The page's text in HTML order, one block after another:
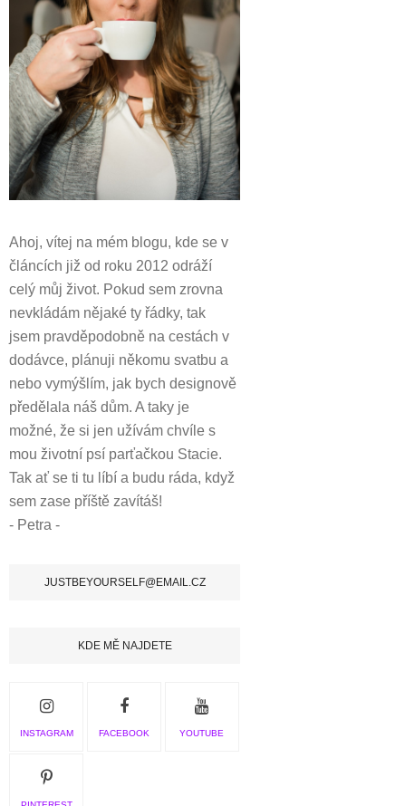
Ahoj, vítej na mém blogu, kde se v
článcích již od roku 2012 odráží
celý můj život. Pokud sem zrovna
nevkládám nějaké ty řádky, tak
jsem pravděpodobně na cestách v
dodávce, plánuji někomu svatbu a
nebo vymýšlím, jak bych designově
předělala náš dům.A taky je
možné, že si jen užívám chvíle s
mou životní psí parťačkou Stacie.
Tak ať se ti tu líbí a budu ráda, když
sem zase příště zavítáš!
- Petra -
JUSTBEYOURSELF@EMAIL.CZ
KDE MĚ NAJDETE
INSTAGRAM FACEBOOK YOUTUBE